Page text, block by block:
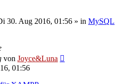
30. Aug 2016, 01:56 » in MySQL
von Joyce&Luna
01:56